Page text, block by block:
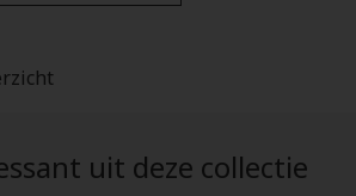
uit deze collectie